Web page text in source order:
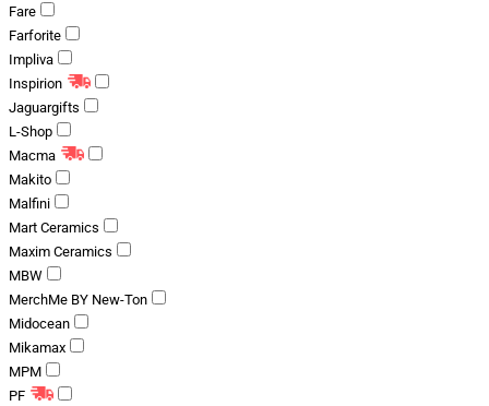
Fare
Farforite
Impliva
Inspirion
Jaguargifts
L-Shop
Macma
Makito
Malfini
Mart Ceramics
Maxim Ceramics
MBW
MerchMe BY New-Ton
Midocean
Mikamax
MPM
PF